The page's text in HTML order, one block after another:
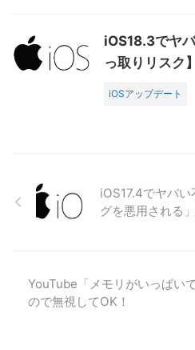
iOS18.3でヤ
っ取りリスク
iOSアップデート
iOS17.4でヤバ
グを悪用される
YouTube「メモリがいっぱい
ので無視してOK！